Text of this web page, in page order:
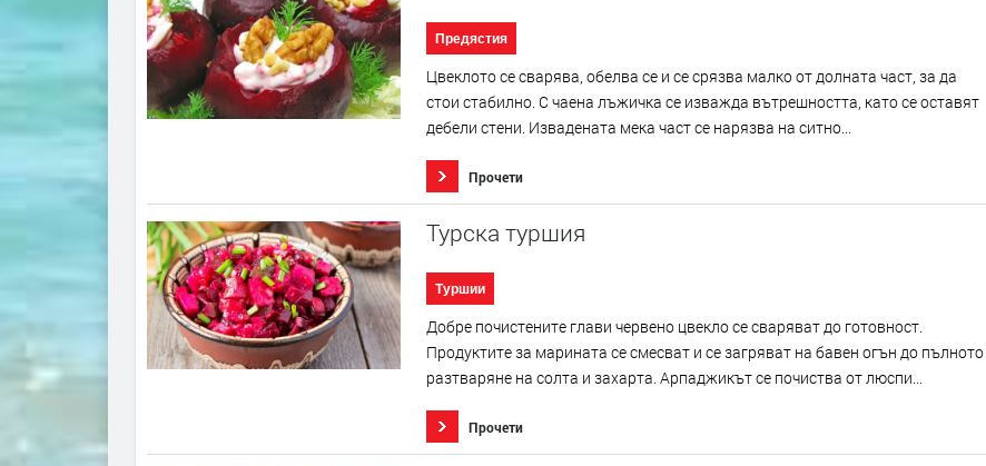
Предястия
Цвеклото се сварява, обелва се и се срязва малко от долната част, за да
стои стабилно. С чаена лъжичка се изважда вътрешността, като се оставят
дебели стени. Извадената мека част се нарязва на ситно...
Прочети
Турска туршия
Туршии
Добре почистените глави червено цвекло се сваряват до готовност.
Продуктите за марината се смесват и се загряват на бавен огън до пълното
разтваряне на солта и захарта. Арпаджикът се почиства от люспи...
Прочети